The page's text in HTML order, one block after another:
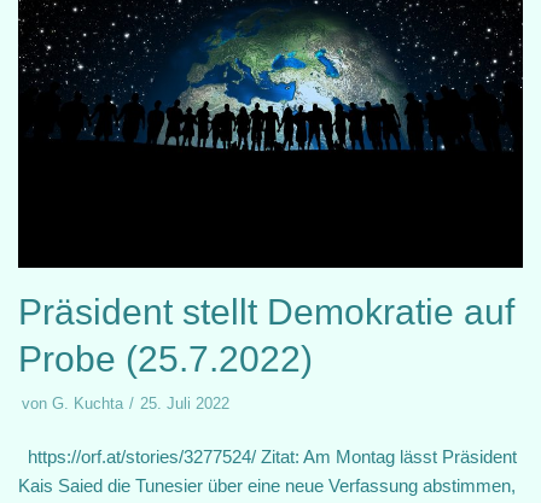
Präsident stellt Demokratie auf
Probe (25.7.2022)
von G. Kuchta 25. Juli 2022
https://orf.at/stories/3277524/ Zitat: Am Montag lässt Präsident
Kais Saied die Tunesier über eine neue Verfassung abstimmen,